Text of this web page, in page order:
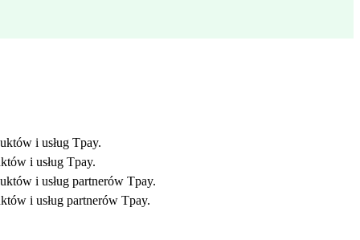
i usług Tpay.
i usług Tpay.
i usług partnerów Tpay.
i usług partnerów Tpay.